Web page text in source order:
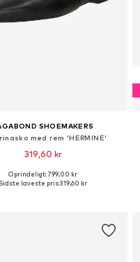
SHOEMAKERS
med rem 'HERMINE'
319,60 kr
Oprindeligt: 799,00 kr
Sidste laveste pris:319,60 kr